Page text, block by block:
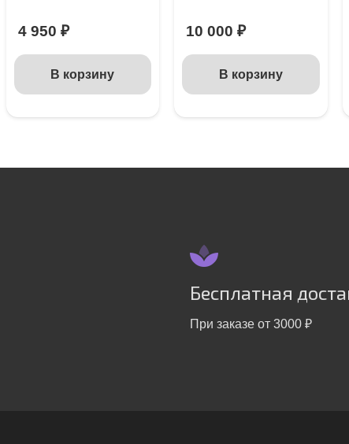
10 000
В корзину
15 000
В корзину
Бесплатная
При заказе от 3000 ₽